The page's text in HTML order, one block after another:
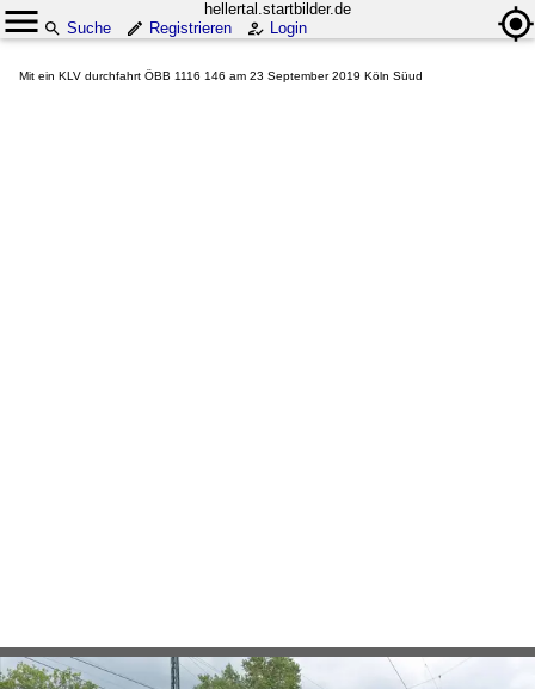
hellertal.startbilder.de
Suche
Registrieren Login
Mit ein KLV durchfahrt ÖBB 1116 146 am 23 September 2019 Köln Süud